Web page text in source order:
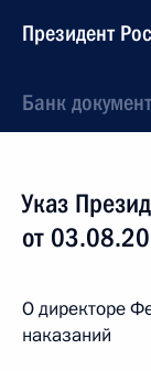
Президент
Банк
Указ
от
О директоре
наказаний